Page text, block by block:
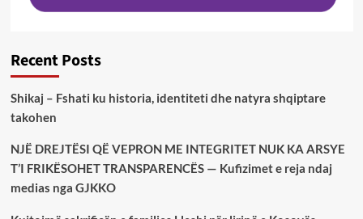
Recent Posts
Shikaj – Fshati ku historia, identiteti dhe natyra shqiptare
takohen
NJË DREJTËSI QË VEPRON ME INTEGRITET NUK KA ARSYE
T’I FRIKËSOHET TRANSPARENCËS — Kufizimet e reja ndaj
medias nga GJKKO